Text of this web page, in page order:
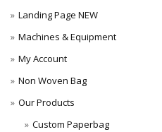
Landing Page NEW
Machines & Equipment
My Account
Non Woven Bag
Our Products
Custom Paperbag